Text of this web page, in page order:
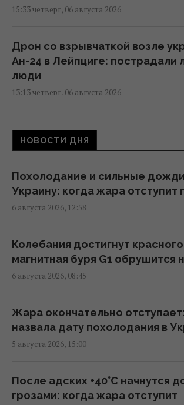
15:33 четверг, 06 августа 2026
Дрон со взрывчаткой возле
Ан-24 в Лейпциге: пострадали
люди
13:13 четверг, 06 августа 2026
"Незаметные" российские
в Европе уже идет
Колумбийские наркокартели
ВСУ добровольцев, чтобы
12:00 четверг, 06 августа 2026
Военное сотрудничество
цели для ударов
11:44 четверг, 06 августа 2026
средств ПВО в США
11:43 четверг, 06 августа 2026
НОВОСТИ ДНЯ
Похолодание и сильные
Украину: когда жара отступит
6 августа 2026, 12:58
Колебания достигнут
магнитная буря G1 обрушится
6 августа 2026, 08:45
Жара окончательно
назвала дату похолодания в
5 августа 2026, 15:00
После адских +40°C начнутся
грозами: когда жара отступит